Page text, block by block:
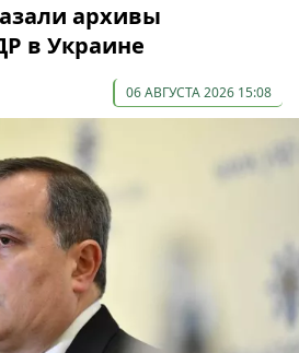
архивы
в Украине
06 АВГУСТА 2026 15:08